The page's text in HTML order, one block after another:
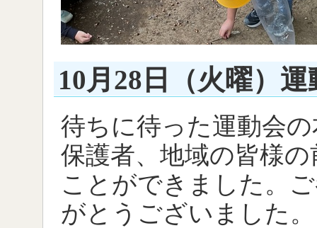
10月28日（火曜）運
待ちに待った運動会
保護者、地域の皆様
ことができました。
がとうございました。